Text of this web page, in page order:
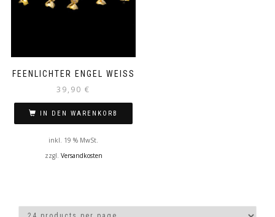
FEENLICHTER ENGEL WEISS
39,90 €
IN DEN WARENKORB
inkl. 19 % MwSt.
zzgl. Versandkosten